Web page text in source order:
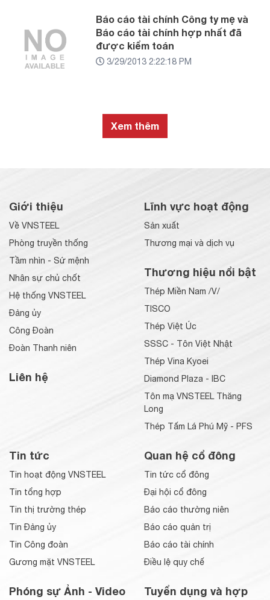
Báo cáo tài chính Công ty mẹ và
Báo cáo tài chính hợp nhất đã
được kiểm toán
3/29/2013 2:22:18 PM
Xem thêm
Giới thiệu
Về VNSTEEL
Phòng truyền thống
Tầm nhìn - Sứ mệnh
Nhân sự chủ chốt
Hệ thống VNSTEEL
Đảng ủy
Công Đoàn
Đoàn Thanh niên
Liên hệ
Lĩnh vực hoạt động
Sản xuất
Thương mại và dịch vụ
Thương hiệu nổi bật
Thép Miền Nam /V/
TISCO
Thép Việt Úc
SSSC - Tôn Việt Nhật
Thép Vina Kyoei
Diamond Plaza - IBC
Tôn mạ VNSTEEL Thăng
Long
Thép Tấm Lá Phú Mỹ - PFS
Tin tức
Tin hoạt động VNSTEEL
Tin tổng hợp
Tin thị trường thép
Tin Đảng ủy
Tin Công đoàn
Gương mặt VNSTEEL
Phóng sự Ảnh - Video
Quan hệ cổ đông
Tin tức cổ đông
Đại hội cổ đông
Báo cáo thường niên
Báo cáo quản trị
Báo cáo tài chính
Điều lệ quy chế
Tuyển dụng và hợp